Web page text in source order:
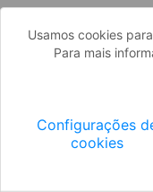
Usamos cookies
Para mais
Configurações
cookies